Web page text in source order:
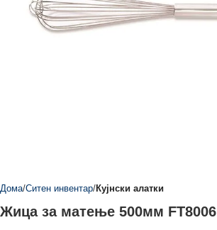
Дома Ситен инвентар Кујнски алатки
Жица за матење 500мм FT8006